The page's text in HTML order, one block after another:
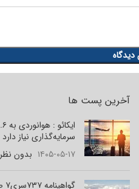
آخرین پست ها
سرمایه‌گذاری نیاز دارد
۱۴۰۵-۰۵-۱۷ بدون نظر
گواهینامه ۷۳۷سری۷ صادر شد